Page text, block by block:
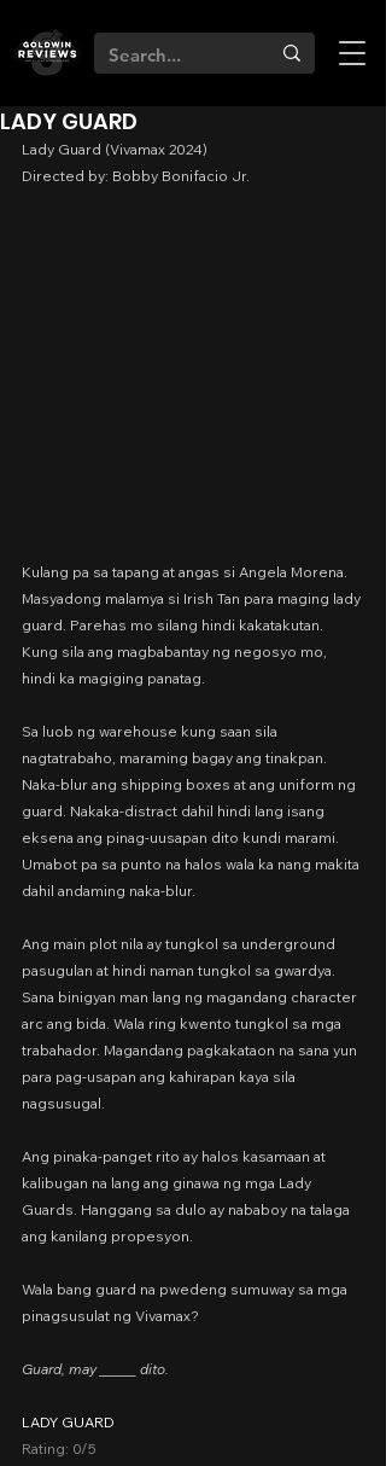
LADY GUARD
Lady Guard (Vivamax 2024)
Directed by: Bobby Bonifacio Jr.
Kulang pa sa tapang at angas si Angela Morena.
Masyadong malamya si Irish Tan para maging lady
guard. Parehas mo silang hindi kakatakutan.
Kung sila ang magbabantay ng negosyo mo,
hindi ka magiging panatag.
Sa luob ng warehouse kung saan sila
nagtatrabaho, maraming bagay ang tinakpan.
Naka-blur ang shipping boxes at ang uniform ng
guard. Nakaka-distract dahil hindi lang isang
eksena ang pinag-uusapan dito kundi marami.
Umabot pa sa punto na halos wala ka nang makita
dahil andaming naka-blur.
Ang main plot nila ay tungkol sa underground
pasugulan at hindi naman tungkol sa gwardya.
Sana binigyan man lang ng magandang character
arc ang bida. Wala ring kwento tungkol sa mga
trabahador. Magandang pagkakataon na sana yun
para pag-usapan ang kahirapan kaya sila
nagsusugal.
Ang pinaka-panget rito ay halos kasamaan at
kalibugan na lang ang ginawa ng mga Lady
Guards. Hanggang sa dulo ay nababoy na talaga
ang kanilang propesyon.
Wala bang guard na pwedeng sumuway sa mga
pinagsusulat ng Vivamax?
Guard, may ______ dito.
LADY GUARD
Rating: 0/5